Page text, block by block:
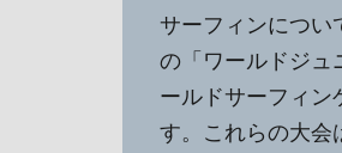
サーフィンについ
の「ワールドジュ
ールドサーフィン
す。これらの大会